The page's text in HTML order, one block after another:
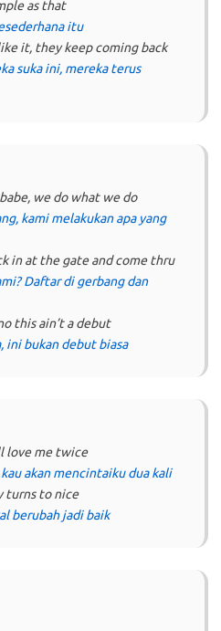
as that
itu
it, they keep coming back
suka ini, mereka terus
we do what we do
kami melakukan apa yang
in at the gate and come thru
Daftar di gerbang dan
this ain’t a debut
ini bukan debut biasa
love me twice
akan mencintaiku dua kali
turns to nice
berubah jadi baik